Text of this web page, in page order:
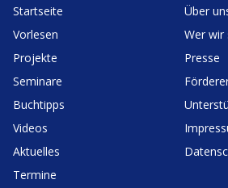
f
f
t
n
d
e
r
m
m
Start­seite
Vorlesen
Projekte
Seminare
Buchtipps
Videos
Aktuelles
Termine
Über
Wer wir
Presse